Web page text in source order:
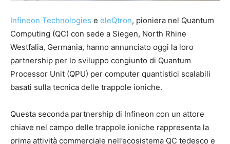
Infineon Technologies e eleQtron, pioniera nel Quantum
Computing (QC) con sede a Siegen, North Rhine
Westfalia, Germania, hanno annunciato oggi la loro
partnership per lo sviluppo congiunto di Quantum
Processor Unit (QPU) per computer quantistici scalabili
basati sulla tecnica delle trappole ioniche.
Questa seconda partnership di Infineon con un attore
chiave nel campo delle trappole ioniche rappresenta la
prima attività commerciale nell’ecosistema QC tedesco e